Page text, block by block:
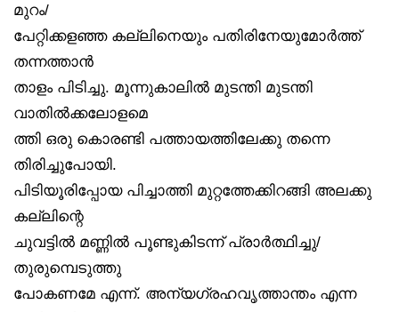
മുറം/
പേറ്റിക്കളഞ്ഞ കല്ലിനെയും പതിരിനേയുമോർത്ത്
തന്നത്താൻ
താളം പിടിച്ചു. മൂന്നുകാലിൽ മുടന്തി മുടന്തി
വാതിൽക്കലോളമെ
ത്തി ഒരു കൊരണ്ടി പത്തായത്തിലേക്കു തന്നെ
തിരിച്ചുപോയി.
പിടിയൂരിപ്പോയ പിച്ചാത്തി മുറ്റത്തേക്കിറങ്ങി അലക്കു
കല്ലിന്റെ
ചുവട്ടിൽ മണ്ണിൽ പൂണ്ടുകിടന്ന് പ്രാർത്ഥിച്ചു/
തുരുമ്പെടുത്തു
പോകണമേ എന്ന്. അന്യഗ്രഹവൃത്താന്തം എന്ന